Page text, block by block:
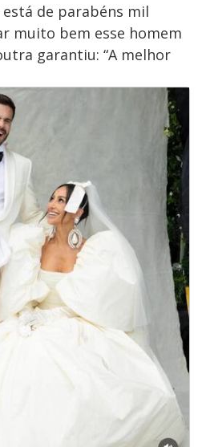
está de parabéns mil
muito bem esse homem
garantiu: “A melhor